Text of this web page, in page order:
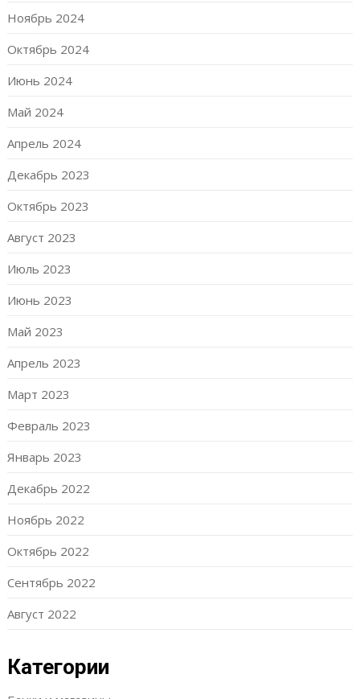
Ноябрь 2024
Октябрь 2024
Июнь 2024
Май 2024
Апрель 2024
Декабрь 2023
Октябрь 2023
Август 2023
Июль 2023
Июнь 2023
Май 2023
Апрель 2023
Март 2023
Февраль 2023
Январь 2023
Декабрь 2022
Ноябрь 2022
Октябрь 2022
Сентябрь 2022
Август 2022
Категории